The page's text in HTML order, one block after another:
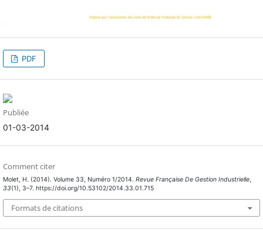
PDF
Publiée
01-03-2014
Comment citer
Molet, H. (2014). Volume 33, Numéro 1/2014. Revue Française De Gestion Industrielle,
33(1), 3–7. https://doi.org/10.53102/2014.33.01.715
Formats de citations